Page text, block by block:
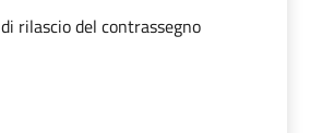
rilascio del contrassegno